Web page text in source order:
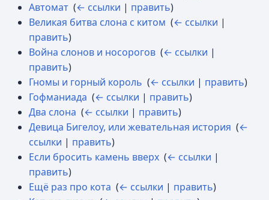
Автомат (← ссылки | править)
Великая битва слона с китом (← ссылки |
править)
Война слонов и носорогов (← ссылки |
править)
Гномы и горный король (← ссылки | править)
Гофманиада (← ссылки | править)
Два слона (← ссылки | править)
Девица Бигелоу, или жевательная история (←
ссылки | править)
Если бросить камень вверх (← ссылки |
править)
Ещё раз про кота (← ссылки | править)